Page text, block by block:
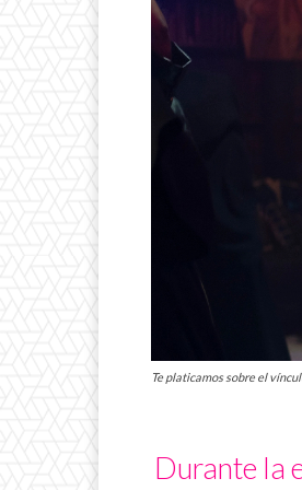
Te platicamos sobre el
Durante la